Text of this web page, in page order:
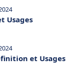
Usages
et Usages